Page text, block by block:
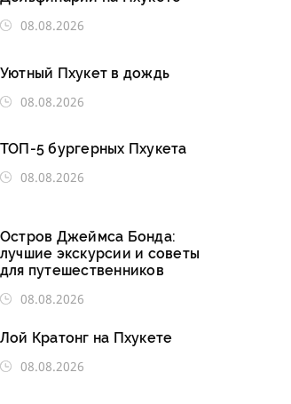
08.08.2026
Уютный Пхукет в дождь
08.08.2026
ТОП-5 бургерных Пхукета
08.08.2026
Остров Джеймса Бонда:
лучшие экскурсии и советы
для путешественников
08.08.2026
Лой Кратонг на Пхукете
08.08.2026